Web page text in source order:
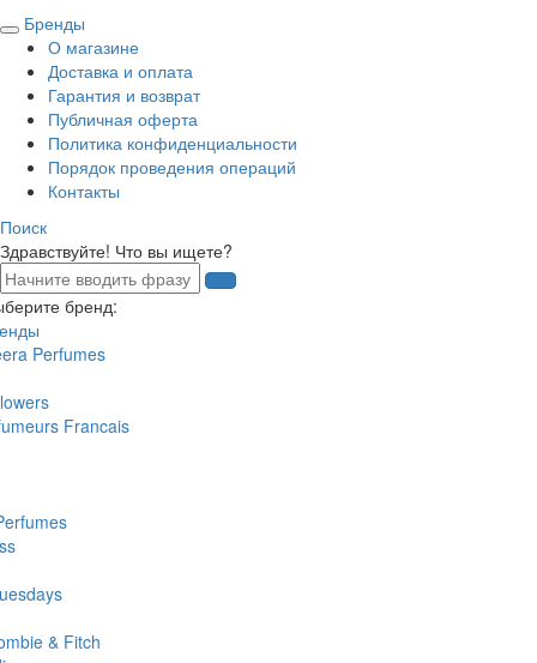
Бренды
О магазине
Доставка и оплата
Гарантия и возврат
Публичная оферта
Политика конфиденциальности
Порядок проведения операций
Контакты
Поиск
Здравствуйте! Что вы ищете?
бренд:
Perfumes
Francais
& Fitch